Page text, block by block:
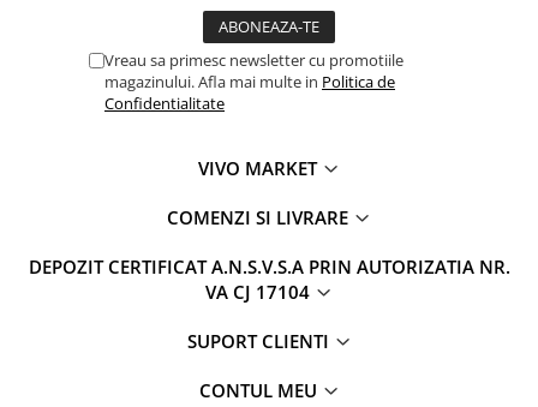
Vreau sa primesc newsletter cu promotiile
magazinului. Afla mai multe in Politica de
Confidentialitate
VIVO MARKET
COMENZI SI LIVRARE
DEPOZIT CERTIFICAT A.N.S.V.S.A PRIN AUTORIZATIA NR.
VA CJ 17104
SUPORT CLIENTI
CONTUL MEU